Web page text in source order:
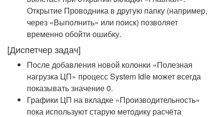
Открытие Проводника в другую папку (например,
через «Выполнить» или поиск) позволяет
временно обойти ошибку.
[Диспетчер задач]
После добавления новой колонки «Полезная
нагрузка ЦП» процесс System Idle может всегда
показывать значение 0.
Графики ЦП на вкладке «Производительность»
пока используют старую методику расчёта